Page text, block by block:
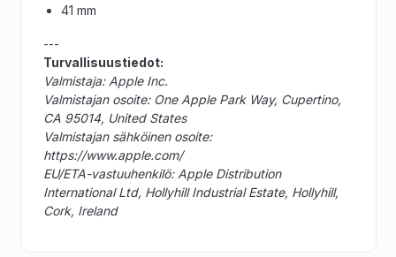
41 mm
---
Turvallisuustiedot:
Valmistaja: Apple Inc.
Valmistajan osoite: One Apple Park Way, Cupertino,
CA 95014, United States
Valmistajan sähköinen osoite:
https://www.apple.com/
EU/ETA-vastuuhenkilö: Apple Distribution
International Ltd, Hollyhill Industrial Estate, Hollyhill,
Cork, Ireland